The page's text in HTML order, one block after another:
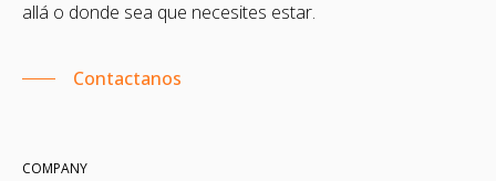
allá o donde sea que necesites estar.
Contactanos
COMPANY